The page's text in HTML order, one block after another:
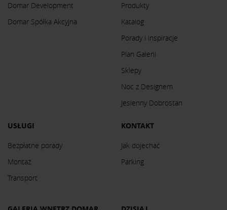
Domar Development
Domar Spółka Akcyjna
Produkty
Katalog
Porady i inspiracje
Plan Galerii
Sklepy
Noc z Designem
Jesienny Dobrostan
USŁUGI
Bezpłatne porady
Montaż
Transport
KONTAKT
Jak dojechać
Parking